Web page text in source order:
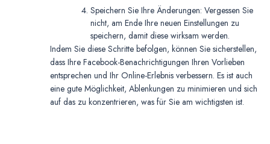
Speichern Sie Ihre Änderungen: Vergessen Sie
nicht, am Ende Ihre neuen Einstellungen zu
speichern, damit diese wirksam werden.
Indem Sie diese Schritte befolgen, können Sie sicherstellen,
dass Ihre Facebook-Benachrichtigungen Ihren Vorlieben
entsprechen und Ihr Online-Erlebnis verbessern. Es ist auch
eine gute Möglichkeit, Ablenkungen zu minimieren und sich
auf das zu konzentrieren, was für Sie am wichtigsten ist.